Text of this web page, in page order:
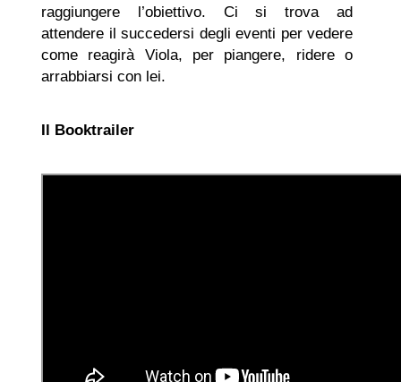
raggiungere l’obiettivo. Ci si trova ad
attendere il succedersi degli eventi per vedere
come reagirà Viola, per piangere, ridere o
arrabbiarsi con lei.
Il Booktrailer